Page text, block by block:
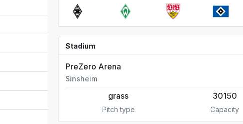
Stadium
PreZero Arena
Sinsheim
grass
Pitch type
30150
Capacity